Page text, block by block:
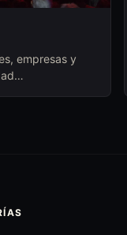
empresas y